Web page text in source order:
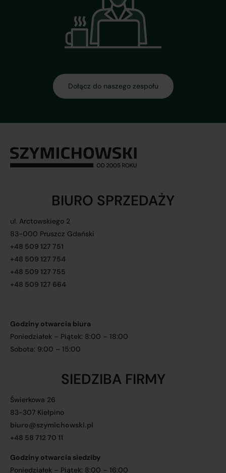
BIURO SPRZEDAŻY
ul. Arctowskiego 2
83-000 Pruszcz Gdański
+48 509 127 751
+48 509 127 754
+48 509 127 755
+48 509 127 664
Godziny otwarcia biura
Poniedziałek – Piątek: 8:00 – 18:00
Sobota: 9:00 – 15:00
SIEDZIBA FIRMY
Świerkowa 26
83-307 Kiełpino
biuro@szymichowski.pl
+48 58 712 70 11
Godziny otwarcia siedziby
Poniedziałek – Piątek: 8:00 – 16:00
Dołącz do naszego zespołu